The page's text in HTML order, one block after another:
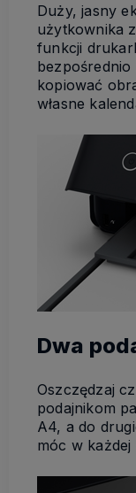
Duży, jasny
użytkownika
funkcji
kopiować
własne
Dwa
Oszczędzaj
podajnikom
A4, a do
móc w